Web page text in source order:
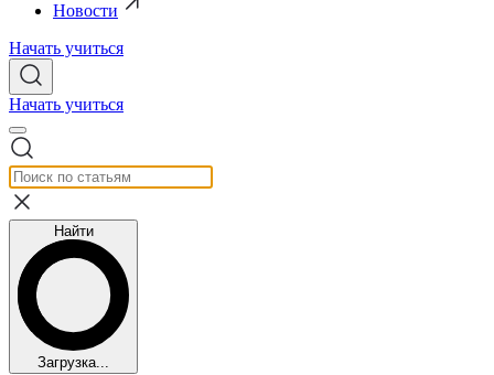
Новости
Начать учиться
Начать учиться
Найти
Загрузка...